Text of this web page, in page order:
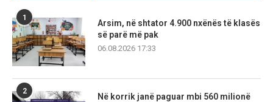
1
Arsim, në shtator 4.900 nxënës të klasës
së parë më pak
06.08.2026 17:33
2
Në korrik janë paguar mbi 560 milionë